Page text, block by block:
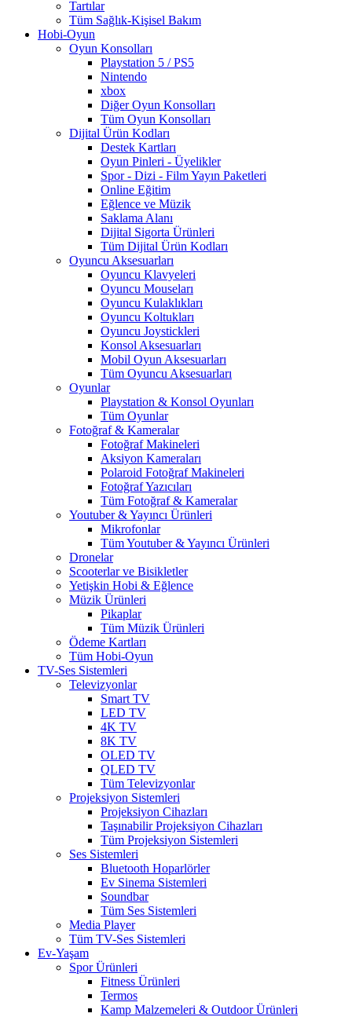
Tartılar
Tüm Sağlık-Kişisel Bakım
Hobi-Oyun
Oyun Konsolları
Playstation 5 / PS5
Nintendo
xbox
Diğer Oyun Konsolları
Tüm Oyun Konsolları
Dijital Ürün Kodları
Destek Kartları
Oyun Pinleri - Üyelikler
Spor - Dizi - Film Yayın Paketleri
Online Eğitim
Eğlence ve Müzik
Saklama Alanı
Dijital Sigorta Ürünleri
Tüm Dijital Ürün Kodları
Oyuncu Aksesuarları
Oyuncu Klavyeleri
Oyuncu Mouseları
Oyuncu Kulaklıkları
Oyuncu Koltukları
Oyuncu Joystickleri
Konsol Aksesuarları
Mobil Oyun Aksesuarları
Tüm Oyuncu Aksesuarları
Oyunlar
Playstation & Konsol Oyunları
Tüm Oyunlar
Fotoğraf & Kameralar
Fotoğraf Makineleri
Aksiyon Kameraları
Polaroid Fotoğraf Makineleri
Fotoğraf Yazıcıları
Tüm Fotoğraf & Kameralar
Youtuber & Yayıncı Ürünleri
Mikrofonlar
Tüm Youtuber & Yayıncı Ürünleri
Dronelar
Scooterlar ve Bisikletler
Yetişkin Hobi & Eğlence
Müzik Ürünleri
Pikaplar
Tüm Müzik Ürünleri
Ödeme Kartları
Tüm Hobi-Oyun
TV-Ses Sistemleri
Televizyonlar
Smart TV
LED TV
4K TV
8K TV
OLED TV
QLED TV
Tüm Televizyonlar
Projeksiyon Sistemleri
Projeksiyon Cihazları
Taşınabilir Projeksiyon Cihazları
Tüm Projeksiyon Sistemleri
Ses Sistemleri
Bluetooth Hoparlörler
Ev Sinema Sistemleri
Soundbar
Tüm Ses Sistemleri
Media Player
Tüm TV-Ses Sistemleri
Ev-Yaşam
Spor Ürünleri
Fitness Ürünleri
Termos
Kamp Malzemeleri & Outdoor Ürünleri